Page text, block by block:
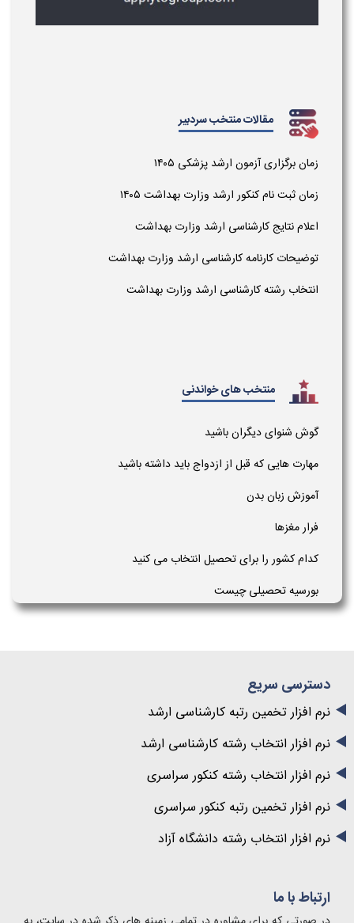
مقالات منتخب سردبیر
زمان برگزاری آزمون ارشد پزشکی ۱۴۰۵
زمان ثبت نام کنکور ارشد وزارت بهداشت ۱۴۰۵
اعلام نتایج کارشناسی ارشد وزارت بهداشت
توضیحات کارنامه کارشناسی ارشد وزارت بهداشت
انتخاب رشته کارشناسی ارشد وزارت بهداشت
منتخب های خواندنی
گوش شنوای دیگران باشید
مهارت هایی که قبل از ازدواج باید داشته باشید
آموزش زبان بدن
فرار مغزها
کدام کشور را برای تحصیل انتخاب می کنید
بورسیه تحصیلی چیست
دسترسی سریع
نرم افزار تخمین رتبه کارشناسی ارشد
نرم افزار انتخاب رشته کارشناسی ارشد
نرم افزار انتخاب رشته کنکور سراسری
نرم افزار تخمین رتبه کنکور سراسری
نرم افزار انتخاب رشته دانشگاه آزاد
ارتباط با ما